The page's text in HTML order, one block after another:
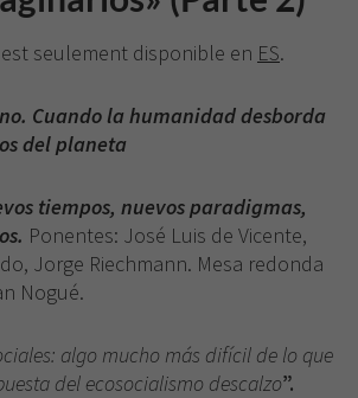
seulement disponible en ES.
Cuando la humanidad desborda
del planeta
tiempos, nuevos paradigmas,
Ponentes: José Luis de Vicente,
Jorge Riechmann. Mesa redonda
Nogué.
algo mucho más difícil de lo que
del ecosocialismo descalzo”.